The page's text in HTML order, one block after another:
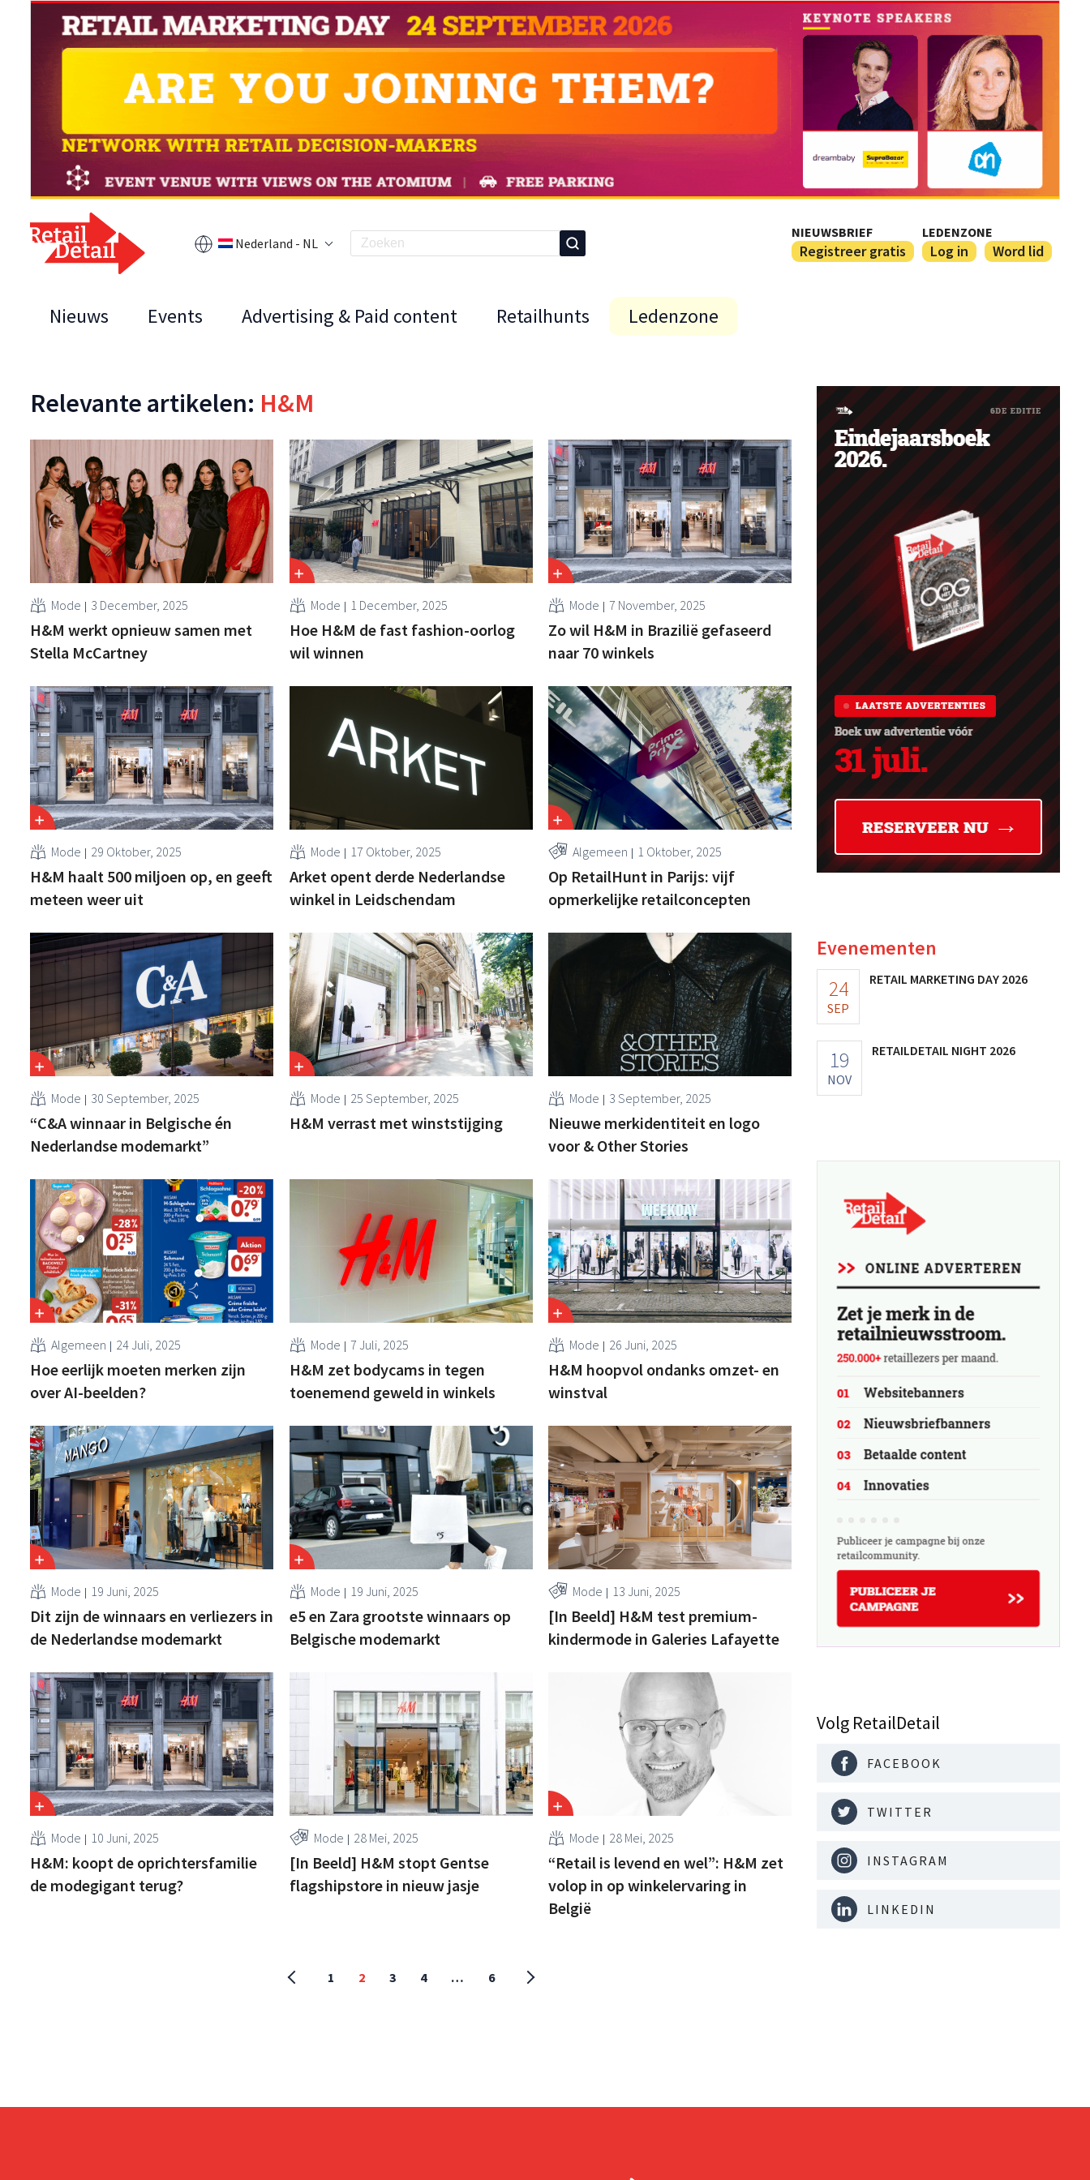
Nederland - NL
NIEUWSBRIEF
Registreer gratis
LEDENZONE
Log in Word lid
Nieuws Events Advertising & Paid content Retailhunts Ledenzone
Relevante artikelen: H&M
Mode 3 December, 2025
H&M werkt opnieuw samen met
Stella McCartney
Mode 1 December, 2025
Hoe H&M de fast fashion-oorlog
wil winnen
Mode 7 November, 2025
Zo wil H&M in Brazilië gefaseerd
naar 70 winkels
Mode 29 Oktober, 2025
H&M haalt 500 miljoen op, en geeft
meteen weer uit
Mode 17 Oktober, 2025
Arket opent derde Nederlandse
winkel in Leidschendam
Algemeen 1 Oktober, 2025
Op RetailHunt in Parijs: vijf
opmerkelijke retailconcepten
Mode 30 September, 2025
“C&A winnaar in Belgische én
Nederlandse modemarkt”
Mode 25 September, 2025
H&M verrast met winststijging
Mode 3 September, 2025
Nieuwe merkidentiteit en logo
voor & Other Stories
Algemeen 24 Juli, 2025
Hoe eerlijk moeten merken zijn
over AI-beelden?
Mode 7 Juli, 2025
H&M zet bodycams in tegen
toenemend geweld in winkels
Mode 26 Juni, 2025
H&M hoopvol ondanks omzet- en
winstval
Mode 19 Juni, 2025
Dit zijn de winnaars en verliezers in
de Nederlandse modemarkt
Mode 19 Juni, 2025
e5 en Zara grootste winnaars op
Belgische modemarkt
Mode 13 Juni, 2025
[In Beeld] H&M test premium-
kindermode in Galeries Lafayette
Mode 10 Juni, 2025
H&M: koopt de oprichtersfamilie
de modegigant terug?
Mode 28 Mei, 2025
[In Beeld] H&M stopt Gentse
flagshipstore in nieuw jasje
Mode 28 Mei, 2025
“Retail is levend en wel”: H&M zet
volop in op winkelervaring in
België
1 2 3 4 … 6
Evenementen
24
SEP
RETAIL MARKETING DAY 2026
19
NOV
RETAILDETAIL NIGHT 2026
Volg RetailDetail
FACEBOOK
TWITTER
INSTAGRAM
LINKEDIN